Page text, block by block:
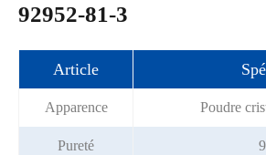
92952-81-3
Article
Apparence Poudre
Pureté